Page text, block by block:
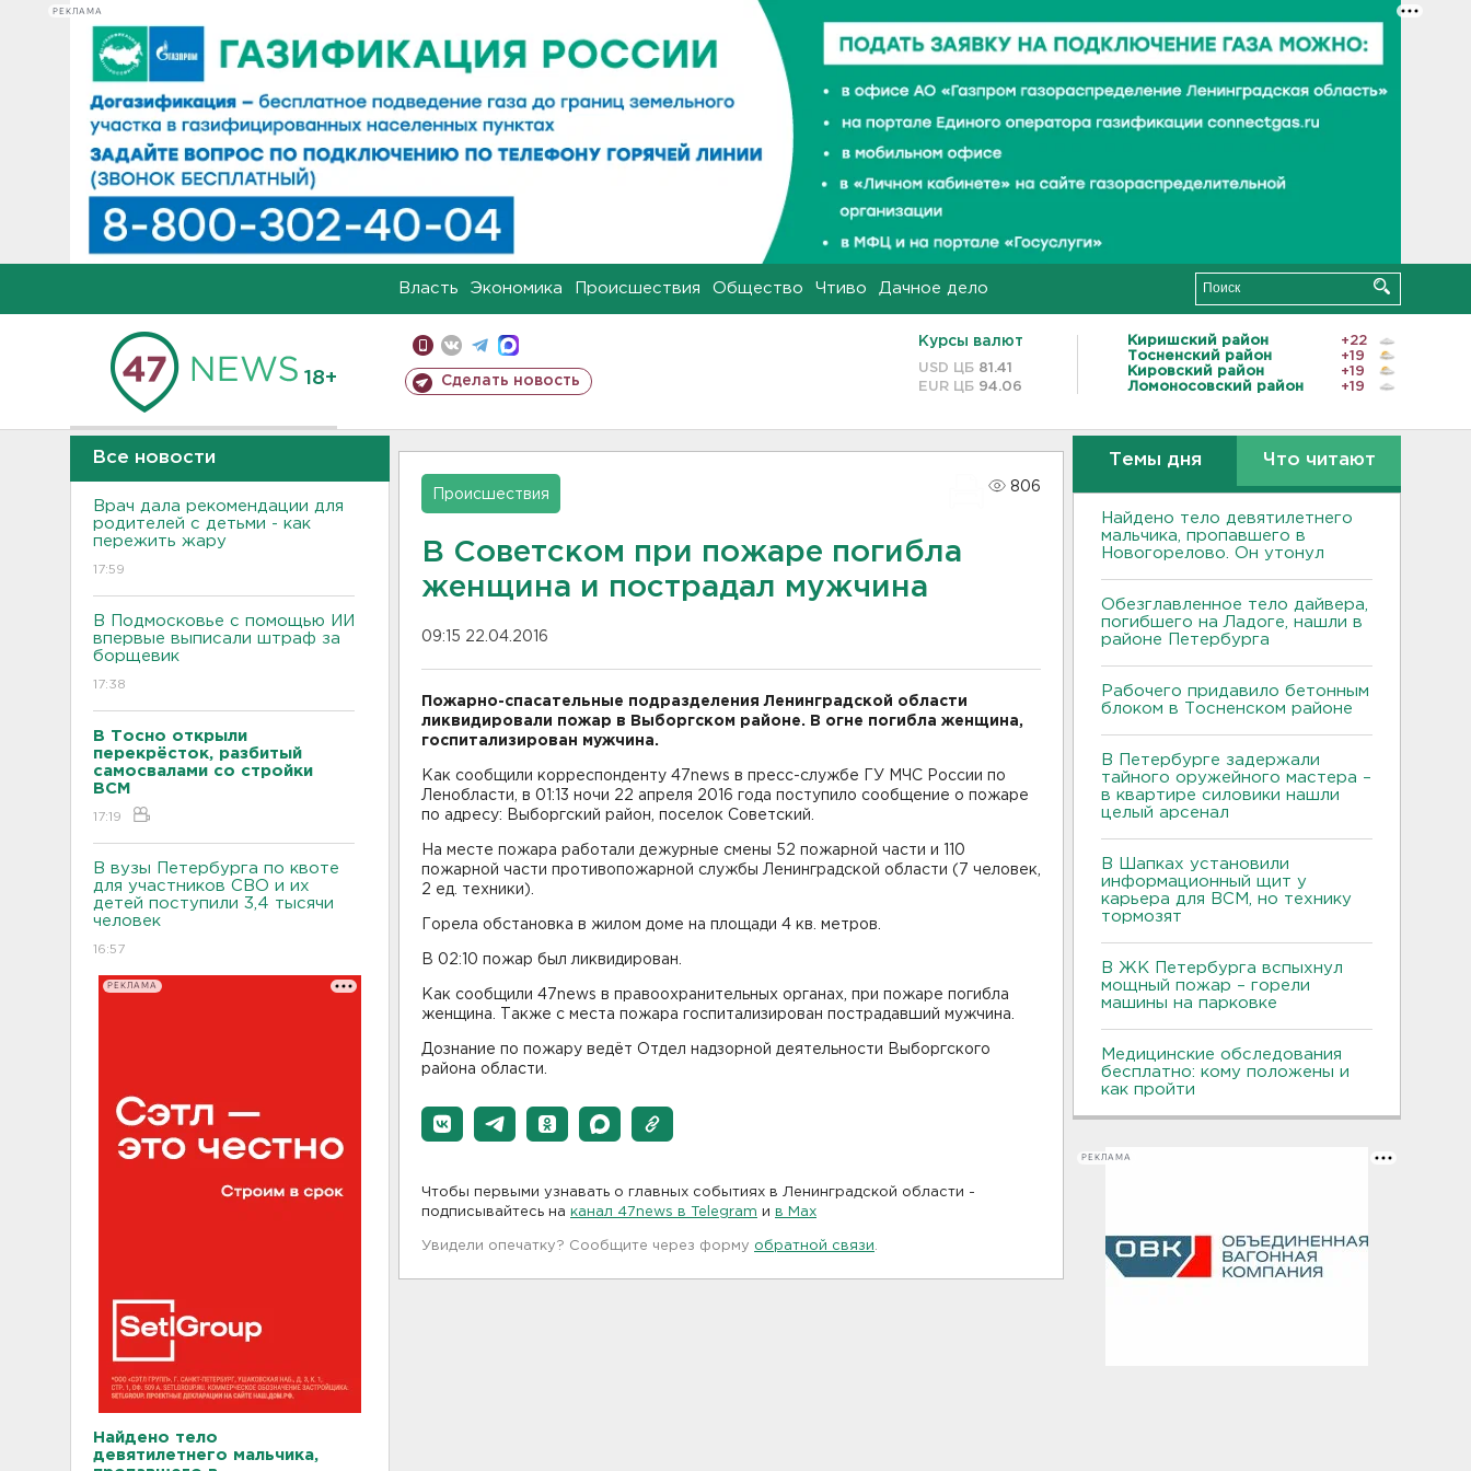
РЕКЛАМА
Власть Экономика Происшествия Общество Чтиво Дачное дело
18+ Сделать новость
Курсы валют
USD ЦБ 81.41
EUR ЦБ 94.06
Киришский район
+22
Тосненский район
+19
Кировский район
+19
Ломоносовский район
+19
Все новости
Врач дала рекомендации для
родителей с детьми - как
пережить жару
17:59
В Подмосковье с помощью ИИ
впервые выписали штраф за
борщевик
17:38
В Тосно открыли
перекрёсток, разбитый
самосвалами со стройки
ВСМ
17:19
В вузы Петербурга по квоте
для участников СВО и их
детей поступили 3,4 тысячи
человек
16:57
РЕКЛАМА
Найдено тело
девятилетнего мальчика,
Происшествия
806
В Советском при пожаре погибла
женщина и пострадал мужчина
09:15 22.04.2016
Пожарно-спасательные подразделения Ленинградской области
ликвидировали пожар в Выборгском районе. В огне погибла женщина,
госпитализирован мужчина.
Как сообщили корреспонденту 47news в пресс-службе ГУ МЧС России по
Ленобласти, в 01:13 ночи 22 апреля 2016 года поступило сообщение о пожаре
по адресу: Выборгский район, поселок Советский.
На месте пожара работали дежурные смены 52 пожарной части и 110
пожарной части противопожарной службы Ленинградской области (7 человек,
2 ед. техники).
Горела обстановка в жилом доме на площади 4 кв. метров.
В 02:10 пожар был ликвидирован.
Как сообщили 47news в правоохранительных органах, при пожаре погибла
женщина. Также с места пожара госпитализирован пострадавший мужчина.
Дознание по пожару ведёт Отдел надзорной деятельности Выборгского
района области.
Чтобы первыми узнавать о главных событиях в Ленинградской области -
подписывайтесь на канал 47news в Telegram и в Maх
Увидели опечатку? Сообщите через форму обратной связи
Темы дня Что читают
Найдено тело девятилетнего
мальчика, пропавшего в
Новогорелово. Он утонул
Обезглавленное тело дайвера,
погибшего на Ладоге, нашли в
районе Петербурга
Рабочего придавило бетонным
блоком в Тосненском районе
В Петербурге задержали
тайного оружейного мастера –
в квартире силовики нашли
целый арсенал
В Шапках установили
информационный щит у
карьера для ВСМ, но технику
тормозят
В ЖК Петербурга вспыхнул
мощный пожар – горели
машины на парковке
Медицинские обследования
бесплатно: кому положены и
как пройти
РЕКЛАМА